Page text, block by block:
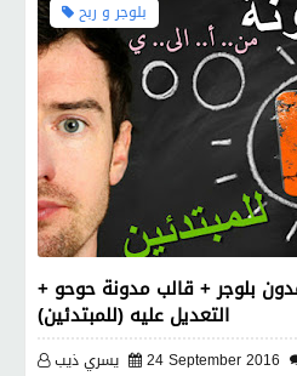
بلوجر و ربح
بلوجر + قالب مدونة حوحو +
التعديل عليه (للمبتدئين)
يسري ذيب 24 September 2016